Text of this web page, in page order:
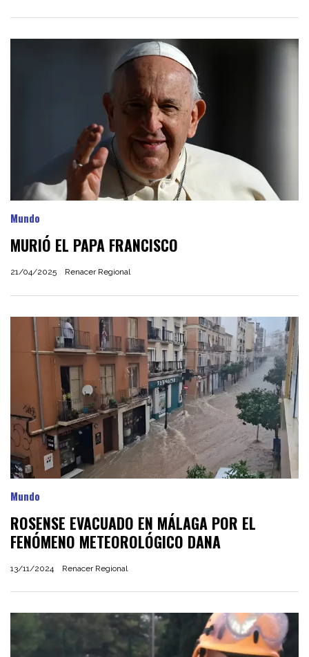
MURIÓ EL PAPA FRANCISCO
Renacer Regional
Mundo
21/04/2025
ROSENSE EVACUADO EN MÁLAGA POR EL
FENÓMENO METEOROLÓGICO DANA
Renacer Regional
Mundo
13/11/2024